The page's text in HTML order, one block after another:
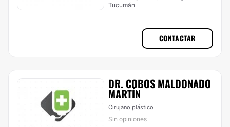
Tucumán
CONTACTAR
DR. COBOS MALDONADO
MARTÍN
Cirujano plástico
Sin opiniones